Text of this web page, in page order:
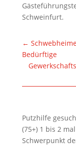
Schweinfurt.
←
Bedürftige
Putzhilfe
(75+) 1 bis 2
Schwerpunkt